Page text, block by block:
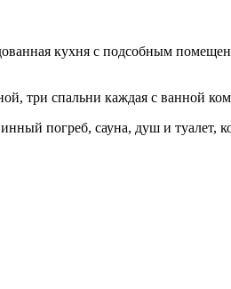
кухня с подсобным
три спальни каждая с ванной
погреб, сауна, душ и туалет,